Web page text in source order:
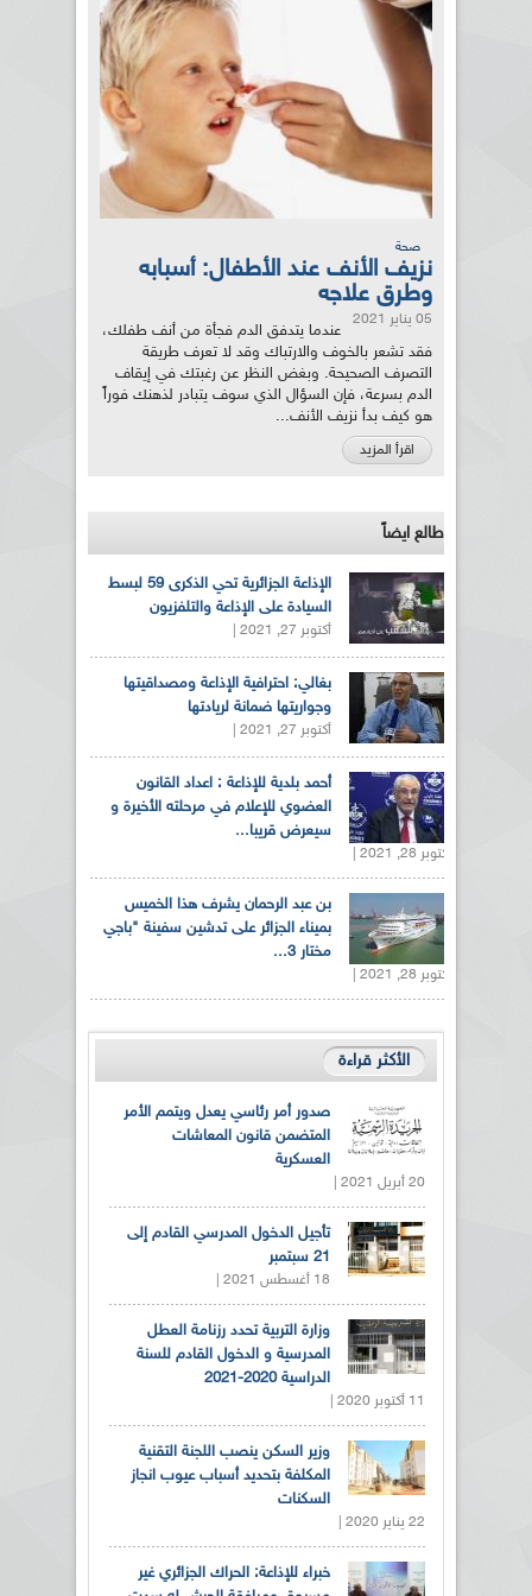
صحة
نزيف الأنف عند الأطفال: أسبابه
وطرق علاجه
05 يناير 2021
عندما يتدفق الدم فجأة من أنف طفلك،
فقد تشعر بالخوف والارتباك وقد لا تعرف طريقة
التصرف الصحيحة. وبغض النظر عن رغبتك في إيقاف
الدم بسرعة، فإن السؤال الذي سوف يتبادر لذهنك فوراً
هو كيف بدأ نزيف الأنف...
اقرأ المزيد
طالع ايضاً
الإذاعة الجزائرية تحي الذكرى 59 لبسط
السيادة على الإذاعة والتلفزيون
أكتوبر 27, 2021 |
بغالي: احترافية الإذاعة ومصداقيتها
وجواريتها ضمانة لريادتها
أكتوبر 27, 2021 |
أحمد بلدية للإذاعة : اعداد القانون
العضوي للإعلام في مرحلته الأخيرة و
سيعرض قريبا...
أكتوبر 28, 2021 |
بن عبد الرحمان يشرف هذا الخميس
بميناء الجزائر على تدشين سفينة "باجي
مختار 3...
أكتوبر 28, 2021 |
الأكثر قراءة
صدور أمر رئاسي يعدل ويتمم الأمر
المتضمن قانون المعاشات
العسكرية
20 أبريل 2021 |
تأجيل الدخول المدرسي القادم إلى
21 سبتمبر
18 أغسطس 2021 |
وزارة التربية تحدد رزنامة العطل
المدرسية و الدخول القادم للسنة
الدراسية 2020-2021
11 أكتوبر 2020 |
وزير السكن ينصب اللجنة التقنية
المكلفة بتحديد أسباب عيوب انجاز
السكنات
22 يناير 2020 |
خبراء للإذاعة: الحراك الجزائري غير